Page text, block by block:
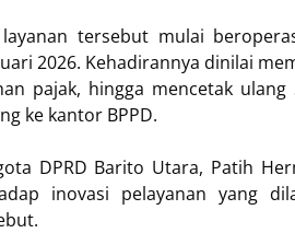
tersebut mulai
2026. Kehadirannya dinilai
pajak, hingga mencetak
ke kantor BPPD.
DPRD Barito Utara, Patih
inovasi pelayanan yang